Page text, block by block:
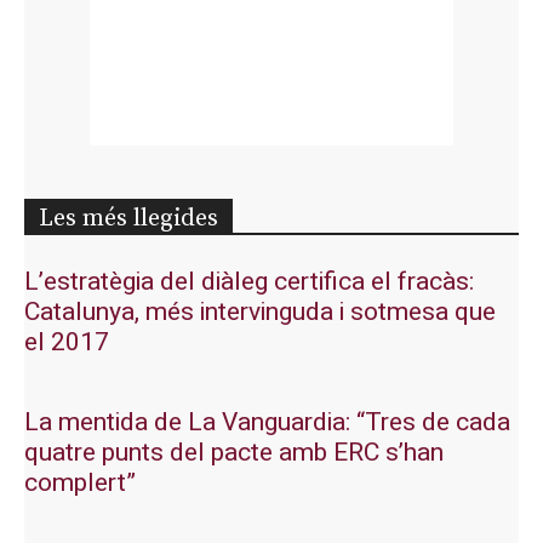
Les més llegides
L’estratègia del diàleg certifica el fracàs:
Catalunya, més intervinguda i sotmesa que
el 2017
La mentida de La Vanguardia: “Tres de cada
quatre punts del pacte amb ERC s’han
complert”